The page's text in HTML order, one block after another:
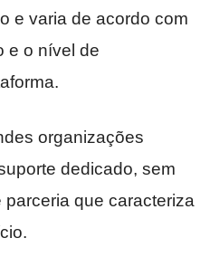
e varia de acordo com
e o nível de
organizações
dedicado, sem
que caracteriza